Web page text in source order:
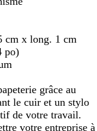
cm x long. 1 cm
po)
grâce au
le cuir et un stylo
de votre travail.
votre entreprise à